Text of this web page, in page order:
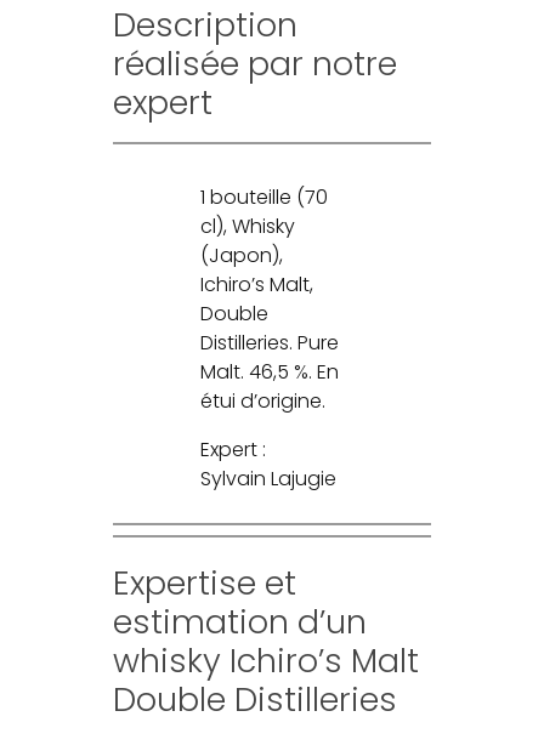
Description
réalisée par notre
expert
1 bouteille (70
cl), Whisky
(Japon),
Ichiro’s Malt,
Double
Distilleries. Pure
Malt. 46,5 %. En
étui d’origine.
Expert :
Sylvain Lajugie
Expertise et
estimation d’un
whisky Ichiro’s Malt
Double Distilleries